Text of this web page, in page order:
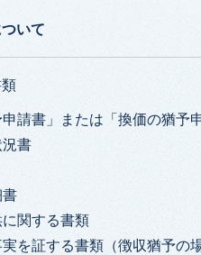
いて
類
申請書」または「換価の猶予
況書
書
関する書類
を証する書類（徴収猶予の場